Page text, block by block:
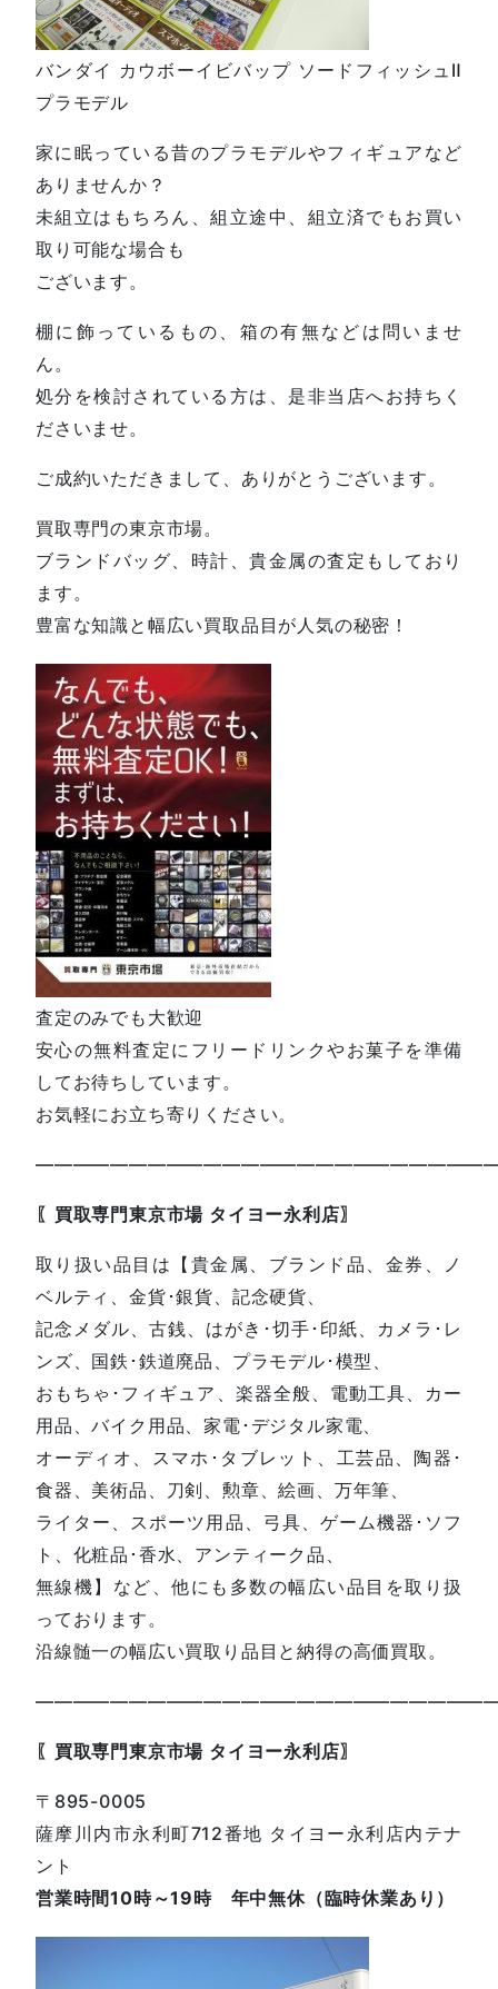
バンダイ カウボーイビバップ ソードフィッシュⅡ
プラモデル
家に眠っている昔のプラモデルやフィギュアなど
ありませんか？
未組立はもちろん、組立途中、組立済でもお買い
取り可能な場合も
ございます。
棚に飾っているもの、箱の有無などは問いませ
ん。
処分を検討されている方は、是非当店へお持ちく
ださいませ。
ご成約いただきまして、ありがとうございます。
買取専門の東京市場。
ブランドバッグ、時計、貴金属の査定もしており
ます。
豊富な知識と幅広い買取品目が人気の秘密！
査定のみでも大歓迎
安心の無料査定にフリードリンクやお菓子を準備
してお待ちしています。
お気軽にお立ち寄りください。
〖買取専門東京市場 タイヨー永利店〗
取り扱い品目は【貴金属、ブランド品、金券、ノ
ベルティ、金貨･銀貨、記念硬貨、
記念メダル、古銭、はがき･切手･印紙、カメラ･レ
ンズ、国鉄･鉄道廃品、プラモデル･模型、
おもちゃ･フィギュア、楽器全般、電動工具、カー
用品、バイク用品、家電･デジタル家電、
オーディオ、スマホ･タブレット、工芸品、陶器･
食器、美術品、刀剣、勲章、絵画、万年筆、
ライター、スポーツ用品、弓具、ゲーム機器･ソフ
ト、化粧品･香水、アンティーク品、
無線機】など、他にも多数の幅広い品目を取り扱
っております。
沿線髄一の幅広い買取り品目と納得の高価買取。
〖買取専門東京市場 タイヨー永利店〗
〒895-0005
薩摩川内市永利町712番地 タイヨー永利店内テナ
ント
営業時間10時～19時 年中無休（臨時休業あり）